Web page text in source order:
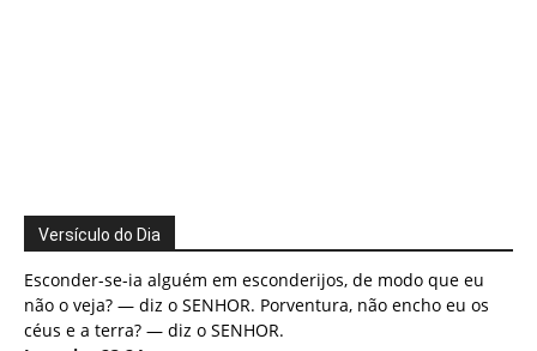
Versículo do Dia
Esconder-se-ia alguém em esconderijos, de modo que eu
não o veja? — diz o SENHOR. Porventura, não encho eu os
céus e a terra? — diz o SENHOR.